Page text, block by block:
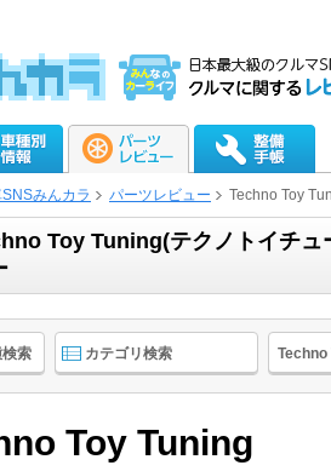
みんカラ パーツレビュー Techno Toy
Toy Tuning(テクノトイチュ
索 カテゴリ検索 Techno
Toy Tuning